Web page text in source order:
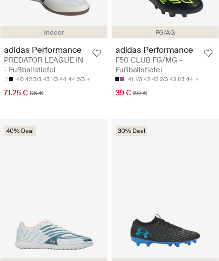
Indoor
adidas Performance
PREDATOR LEAGUE IN
- Fußballstiefel
40 42 2/3 43 1/3 44 44 2/3
71.25 € 95 €
FG/AG
adidas Performance
F50 CLUB FG/MG -
Fußballstiefel
41 1/3 42 42 2/3 43 1/3 44
39 € 60 €
40% Deal 30% Deal